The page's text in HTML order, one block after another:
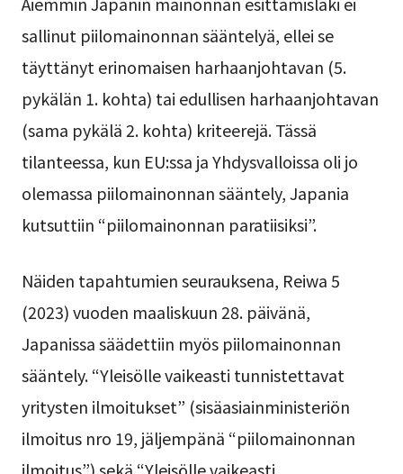
sallinut piilomainonnan sääntelyä, ellei se
täyttänyt erinomaisen harhaanjohtavan (5.
pykälän 1. kohta) tai edullisen harhaanjohtavan
(sama pykälä 2. kohta) kriteerejä. Tässä
tilanteessa, kun EU:ssa ja Yhdysvalloissa oli jo
olemassa piilomainonnan sääntely, Japania
kutsuttiin “piilomainonnan paratiisiksi”.
Näiden tapahtumien seurauksena, Reiwa 5
(2023) vuoden maaliskuun 28. päivänä,
Japanissa säädettiin myös piilomainonnan
sääntely. “Yleisölle vaikeasti tunnistettavat
yritysten ilmoitukset” (sisäasiainministeriön
ilmoitus nro 19, jäljempänä “piilomainonnan